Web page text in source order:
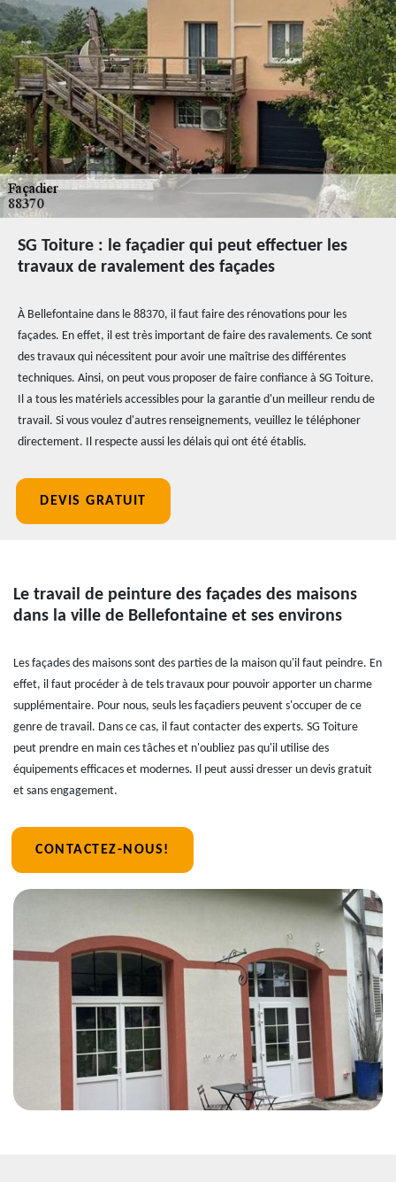
SG Toiture : le façadier qui peut effectuer les
travaux de ravalement des façades
À Bellefontaine dans le 88370, il faut faire des rénovations pour les
façades. En effet, il est très important de faire des ravalements. Ce sont
des travaux qui nécessitent pour avoir une maîtrise des différentes
techniques. Ainsi, on peut vous proposer de faire confiance à SG Toiture.
Il a tous les matériels accessibles pour la garantie d'un meilleur rendu de
travail. Si vous voulez d'autres renseignements, veuillez le téléphoner
directement. Il respecte aussi les délais qui ont été établis.
DEVIS GRATUIT
Le travail de peinture des façades des maisons
dans la ville de Bellefontaine et ses environs
Les façades des maisons sont des parties de la maison qu'il faut peindre. En
effet, il faut procéder à de tels travaux pour pouvoir apporter un charme
supplémentaire. Pour nous, seuls les façadiers peuvent s'occuper de ce
genre de travail. Dans ce cas, il faut contacter des experts. SG Toiture
peut prendre en main ces tâches et n'oubliez pas qu'il utilise des
équipements efficaces et modernes. Il peut aussi dresser un devis gratuit
et sans engagement.
CONTACTEZ-NOUS!